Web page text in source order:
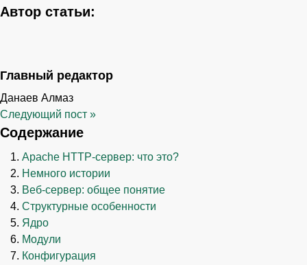
Автор статьи:
Главный редактор
Данаев Алмаз
Следующий пост »
Содержание
Apache HTTP-сервер: что это?
Немного истории
Веб-сервер: общее понятие
Структурные особенности
Ядро
Модули
Конфигурация